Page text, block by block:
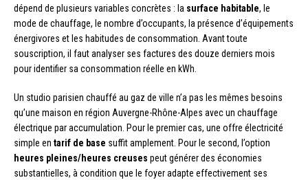
dépend de plusieurs variables concrètes : la surface habitable, le
mode de chauffage, le nombre d’occupants, la présence d’équipements
énergivores et les habitudes de consommation. Avant toute
souscription, il faut analyser ses factures des douze derniers mois
pour identifier sa consommation réelle en kWh.
Un studio parisien chauffé au gaz de ville n’a pas les mêmes besoins
qu’une maison en région Auvergne-Rhône-Alpes avec un chauffage
électrique par accumulation. Pour le premier cas, une offre électricité
simple en tarif de base suffit amplement. Pour le second, l’option
heures pleines/heures creuses peut générer des économies
substantielles, à condition que le foyer adapte effectivement ses